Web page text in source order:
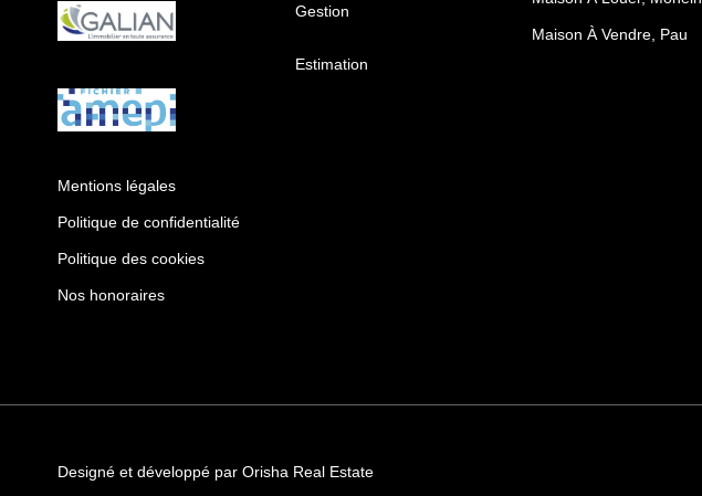
Mentions légales
Politique de confidentialité
Politique des cookies
Nos honoraires
Gestion
Estimation
Maison À Vendre, Pau
Designé et développé par Orisha Real Estate